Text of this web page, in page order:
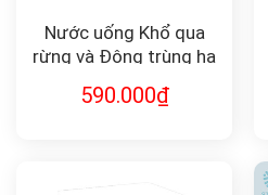
Nước uống Khổ qua
rừng và Đông trùng hạ
590.000₫